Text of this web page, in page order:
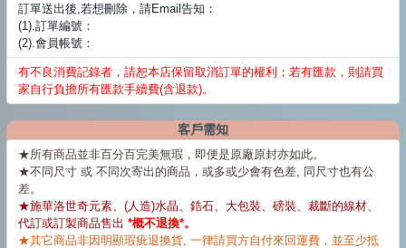
訂單送出後,若想刪除，請Email告知：
(1).訂單編號：
(2).會員帳號：
有不良消費記錄者，請恕本店保留取消訂單的權利；若有匯款，則請買
家自行負擔所有匯款手續費(含退款)。
客戶需知
★所有商品並非百分百完美無瑕，即便是原廠原封亦如此。
★不同尺寸 或 不同次寄出的商品，或多或少會有色差, 同尺寸也有公
差。
★施華洛世奇元素、(人造)水晶、鋯石、大包裝、磅裝、裁斷的線材、
代訂或訂製商品售出 *概不退換*。
★其它商品非因明顯瑕疵退換貨, 一律請買方自付來回運費，並至少抵